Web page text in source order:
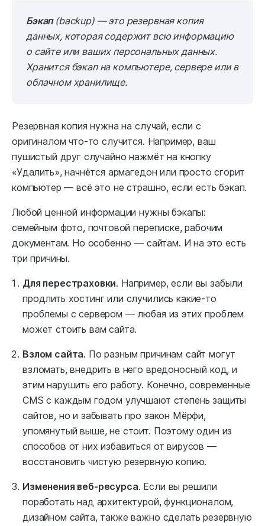
Бэкап (backup) — это резервная копия
данных, которая содержит всю информацию
о сайте или ваших персональных данных.
Хранится бэкап на компьютере, сервере или в
облачном хранилище.
Резервная копия нужна на случай, если с
оригиналом что-то случится. Например, ваш
пушистый друг случайно нажмёт на кнопку
«Удалить», начнётся армагедон или просто сгорит
компьютер — всё это не страшно, если есть бэкап.
Любой ценной информации нужны бэкапы:
семейным фото, почтовой переписке, рабочим
документам. Но особенно — сайтам. И на это есть
три причины.
Для перестраховки. Например, если вы забыли
продлить хостинг или случились какие-то
проблемы с сервером — любая из этих проблем
может стоить вам сайта.
Взлом сайта. По разным причинам сайт могут
взломать, внедрить в него вредоносный код, и
этим нарушить его работу. Конечно, современные
CMS с каждым годом улучшают степень защиты
сайтов, но и забывать про закон Мёрфи,
упомянутый выше, не стоит. Поэтому один из
способов от них избавиться от вирусов —
восстановить чистую резервную копию.
Изменения веб-ресурса. Если вы решили
поработать над архитектурой, функционалом,
дизайном сайта, также важно сделать резервную